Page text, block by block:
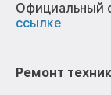
Официальный
ссылке
Ремонт